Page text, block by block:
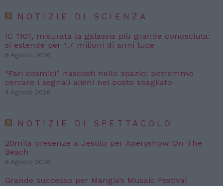
NOTIZIE DI SCIENZA
IC 1101, misurata la galassia più grande conosciuta:
si estende per 1,7 milioni di anni luce
6 Agosto 2026
“Fari cosmici” nascosti nello spazio: potremmo
cercare i segnali alieni nel posto sbagliato
4 Agosto 2026
NOTIZIE DI SPETTACOLO
20mila presenze a Jesolo per Aperyshow On The
Beach
6 Agosto 2026
Grande successo per Mangia’s Musaic Festival